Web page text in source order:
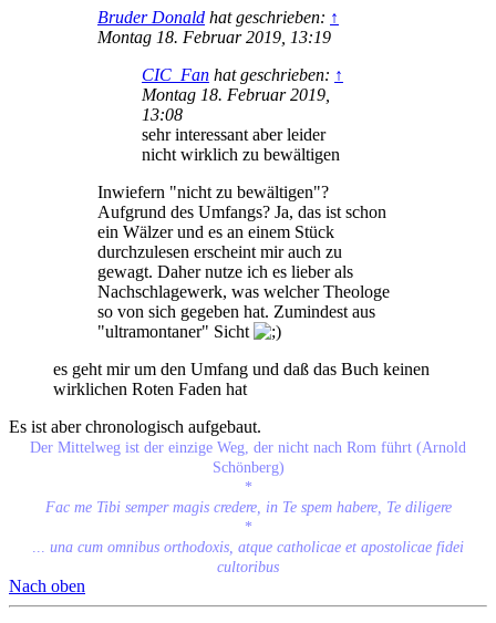
Bruder Donald hat geschrieben: ↑
Montag 18. Februar 2019, 13:19
CIC_Fan hat geschrieben: ↑
Montag 18. Februar 2019,
13:08
sehr interessant aber leider
nicht wirklich zu bewältigen
Inwiefern "nicht zu bewältigen"?
Aufgrund des Umfangs? Ja, das ist schon
ein Wälzer und es an einem Stück
durchzulesen erscheint mir auch zu
gewagt. Daher nutze ich es lieber als
Nachschlagewerk, was welcher Theologe
so von sich gegeben hat. Zumindest aus
"ultramontaner" Sicht
es geht mir um den Umfang und daß das Buch keinen
wirklichen Roten Faden hat
Es ist aber chronologisch aufgebaut.
Der Mittelweg ist der einzige Weg, der nicht nach Rom führt (Arnold
Schönberg)
*
Fac me Tibi semper magis credere, in Te spem habere, Te diligere
*
una cum omnibus orthodoxis, atque catholicae et apostolicae fidei
cultoribus
Nach oben